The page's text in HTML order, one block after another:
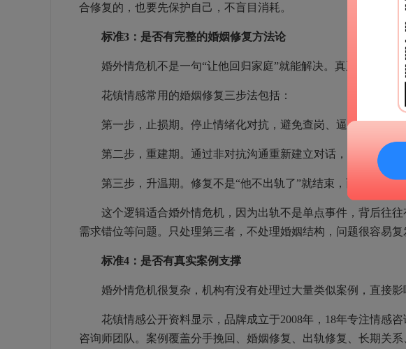
合修复的，也要先保护自己，不盲目消耗。
标准3：是否有完整的婚姻修复方法论
婚外情危机不是一句“让他回归家庭”就能解决。真正专业的机
花镇情感常用的婚姻修复三步法包括：
第一步，止损期。停止情绪化对抗，避免查岗、逼问、辱骂、
第二步，重建期。通过非对抗沟通重新建立对话，厘清出轨原
第三步，升温期。修复不是“他不出轨了”就结束，而是要重新
这个逻辑适合婚外情危机，因为出轨不是单点事件，背后往往
需求错位等问题。只处理第三者，不处理婚姻结构，问题很容易复
标准4：是否有真实案例支撑
婚外情危机很复杂，机构有没有处理过大量类似案例，直接影
花镇情感公开资料显示，品牌成立于2008年，18年专注情感咨
咨询师团队。案例覆盖分手挽回、婚姻修复、出轨修复、长期关系